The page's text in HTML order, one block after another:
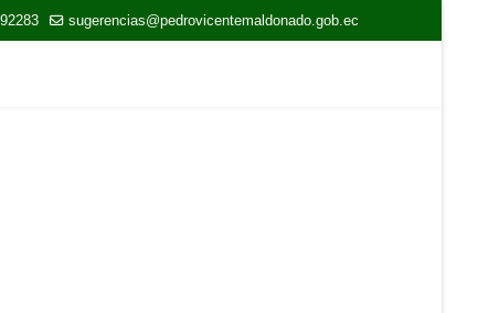
sugerencias@pedrovicentemaldonado.gob.ec